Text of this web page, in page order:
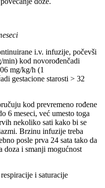
i.v. infuzije, počevši
min) kod novorođenčadi
mg/kg/h (1
gestacione starosti > 32
kod prevremeno rođene
6 meseci, već umesto toga
nekoliko sati kako bi se
Brzinu infuzije treba
posle prva 24 sata tako da
doza i smanji mogućnost
i saturacije